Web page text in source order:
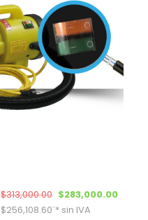
$313,000.00 El precio original
$283,000.00
$256,108.60¨* sin IVA